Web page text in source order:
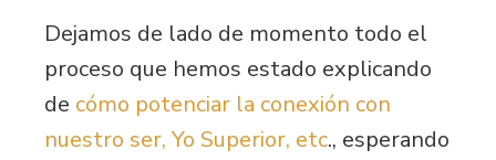
Dejamos de lado de momento todo el
proceso que hemos estado explicando
de cómo potenciar la conexión con
nuestro ser, Yo Superior, etc., esperando